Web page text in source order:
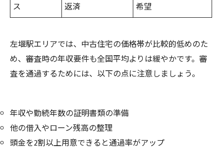
ス
返済
希望
左堰駅エリアでは、中古住宅の価格帯が比較的低めのた
め、審査時の年収要件も全国平均よりは緩やかです。審
査を通過するためには、以下の点に注意しましょう。
年収や勤続年数の証明書類の準備
他の借入やローン残高の整理
頭金を2割以上用意できると通過率がアップ